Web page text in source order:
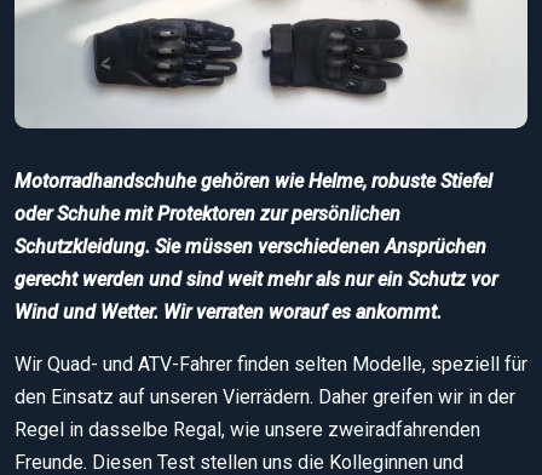
Motorradhandschuhe gehören wie Helme, robuste Stiefel
oder Schuhe mit Protektoren zur persönlichen
Schutzkleidung. Sie müssen verschiedenen Ansprüchen
gerecht werden und sind weit mehr als nur ein Schutz vor
Wind und Wetter. Wir verraten worauf es ankommt.
Wir Quad- und ATV-Fahrer finden selten Modelle, speziell für
den Einsatz auf unseren Vierrädern. Daher greifen wir in der
Regel in dasselbe Regal, wie unsere zweiradfahrenden
Freunde. Diesen Test stellen uns die Kolleginnen und